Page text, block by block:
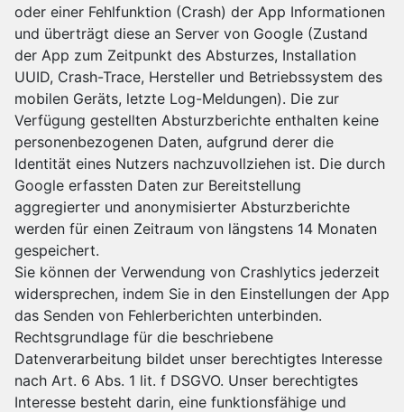
oder einer Fehlfunktion (Crash) der App Informationen
und überträgt diese an Server von Google (Zustand
der App zum Zeitpunkt des Absturzes, Installation
UUID, Crash-Trace, Hersteller und Betriebssystem des
mobilen Geräts, letzte Log-Meldungen). Die zur
Verfügung gestellten Absturzberichte enthalten keine
personenbezogenen Daten, aufgrund derer die
Identität eines Nutzers nachzuvollziehen ist. Die durch
Google erfassten Daten zur Bereitstellung
aggregierter und anonymisierter Absturzberichte
werden für einen Zeitraum von längstens 14 Monaten
gespeichert.
Sie können der Verwendung von Crashlytics jederzeit
widersprechen, indem Sie in den Einstellungen der App
das Senden von Fehlerberichten unterbinden.
Rechtsgrundlage für die beschriebene
Datenverarbeitung bildet unser berechtigtes Interesse
nach Art. 6 Abs. 1 lit. f DSGVO. Unser berechtigtes
Interesse besteht darin, eine funktionsfähige und